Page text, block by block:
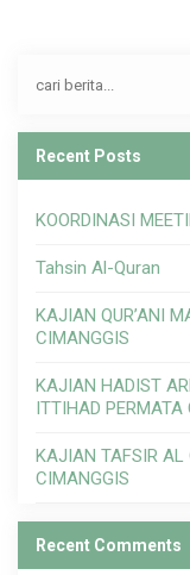
Recent Posts
KOORDINASI
Tahsin Al-Quran
KAJIAN QUR’ANI
CIMANGGIS
KAJIAN HADIST
ITTIHAD PERMATA
KAJIAN TAFSIR AL
CIMANGGIS
Recent Comments